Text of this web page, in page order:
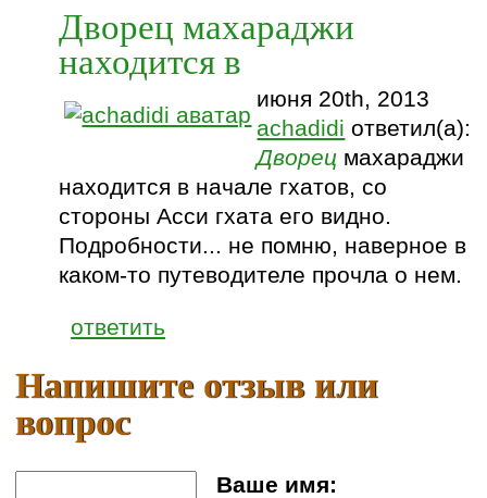
Дворец махараджи
находится в
июня 20th, 2013
achadidi ответил(а):
Дворец махараджи
находится в начале гхатов, со
стороны Асси гхата его видно.
Подробности... не помню, наверное в
каком-то путеводителе прочла о нем.
ответить
Напишите отзыв или
вопрос
Ваше имя: